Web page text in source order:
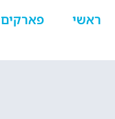
ראשי פארקים